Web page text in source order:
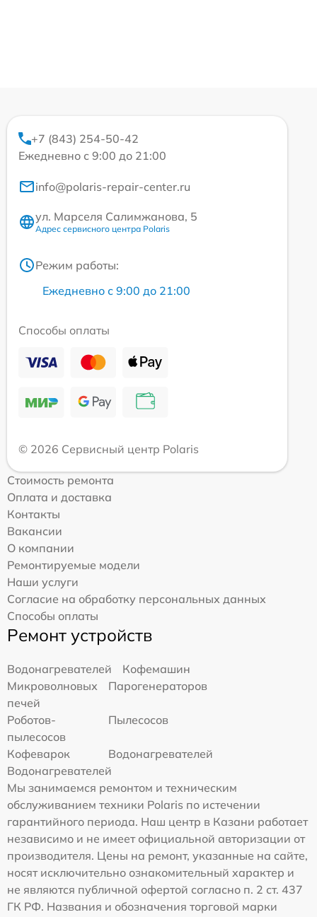
+7 (843) 254-50-42
Ежедневно с 9:00 до 21:00
info@polaris-repair-center.ru
ул. Марселя Салимжанова, 5
Адрес сервисного центра Polaris
Режим работы:
Ежедневно с 9:00 до 21:00
Способы оплаты
© 2026 Сервисный центр Polaris
Стоимость ремонта
Оплата и доставка
Контакты
Вакансии
О компании
Ремонтируемые модели
Наши услуги
Согласие на обработку персональных данных
Способы оплаты
Ремонт устройств
Водонагревателей
Кофемашин
Микроволновых
печей
Парогенераторов
Роботов-
пылесосов
Пылесосов
Кофеварок
Водонагревателей
Водонагревателей
Мы занимаемся ремонтом и техническим
обслуживанием техники Polaris по истечении
гарантийного периода. Наш центр в Казани работает
независимо и не имеет официальной авторизации от
производителя. Цены на ремонт, указанные на сайте,
носят исключительно ознакомительный характер и
не являются публичной офертой согласно п. 2 ст. 437
ГК РФ. Названия и обозначения торговой марки